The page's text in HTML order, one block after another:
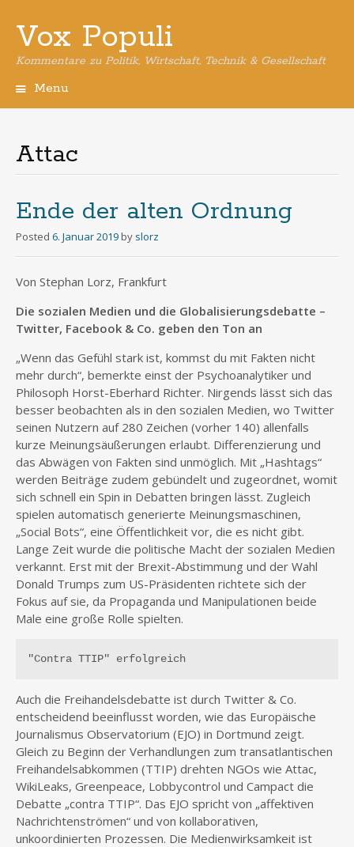
Vox Populi
Kommentare zu Politik, Wirtschaft, Technik & Gesellschaft
Menu
Attac
Ende der alten Ordnung
Posted 6. Januar 2019 by slorz
Von Stephan Lorz, Frankfurt
Die sozialen Medien und die Globalisierungsdebatte –
Twitter, Facebook & Co. geben den Ton an
„Wenn das Gefühl stark ist, kommst du mit Fakten nicht
mehr durch“, bemerkte einst der Psychoanalytiker und
Philosoph Horst-Eberhard Richter. Nirgends lässt sich das
besser beobachten als in den sozialen Medien, wo Twitter
seinen Nutzern auf 280 Zeichen (vorher 140) allenfalls
kurze Meinungsäußerungen erlaubt. Differenzierung und
das Abwägen von Fakten sind unmöglich. Mit „Hashtags“
werden Beiträge zudem gebündelt und zugeordnet, womit
sich schnell ein Spin in Debatten bringen lässt. Zugleich
spielen automatisch generierte Meinungsmaschinen,
„Social Bots“, eine Öffentlichkeit vor, die es nicht gibt.
Lange Zeit wurde die politische Macht der sozialen Medien
verkannt. Erst mit der Brexit-Abstimmung und der Wahl
Donald Trumps zum US-Präsidenten richtete sich der
Fokus auf sie, da Propaganda und Manipulationen beide
Male eine große Rolle spielten.
"Contra TTIP" erfolgreich
Auch die Freihandelsdebatte ist durch Twitter & Co.
entscheidend beeinflusst worden, wie das Europäische
Journalismus Observatorium (EJO) in Dortmund zeigt.
Gleich zu Beginn der Verhandlungen zum transatlantischen
Freihandelsabkommen (TTIP) drehten NGOs wie Attac,
WikiLeaks, Greenpeace, Lobbycontrol und Campact die
Debatte „contra TTIP“. Das EJO spricht von „affektiven
Nachrichtenströmen“ und von kollaborativen,
unkoordinierten Prozessen. Die Medienwirksamkeit ist